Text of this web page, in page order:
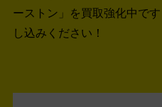
ーストン」を買取強化中です
し込みください！